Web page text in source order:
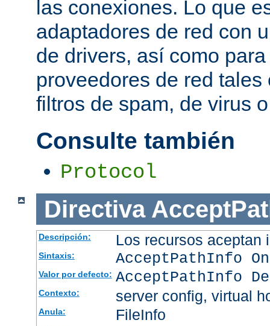
las conexiones. Lo que
adaptadores de red con
de drivers, así como
proveedores de red
filtros de spam, de virus
Consulte también
Protocol
Directiva
Descripción: Los recursos aceptan
Sintaxis: AcceptPathInfo
Valor por defecto: AcceptPathInfo
Contexto: server config, virtual
Anula: FileInfo